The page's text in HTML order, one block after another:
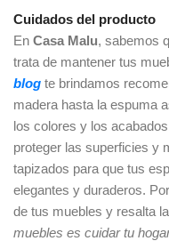
Cuidados del producto
En Casa Malu, sabemos
trata de mantener tus
blog te brindamos
madera hasta la espuma
los colores y los
proteger las superficies y
tapizados para que tus
elegantes y duraderos.
de tus muebles y resalta
muebles es cuidar tu